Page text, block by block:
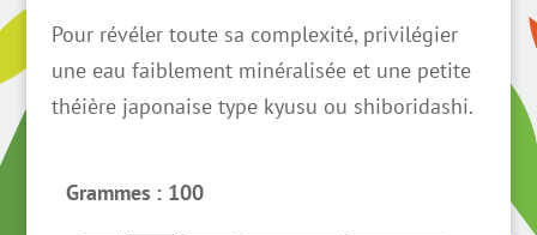
Pour révéler toute sa complexité, privilégier
une eau faiblement minéralisée et une petite
théière japonaise type kyusu ou shiboridashi.
Grammes : 100